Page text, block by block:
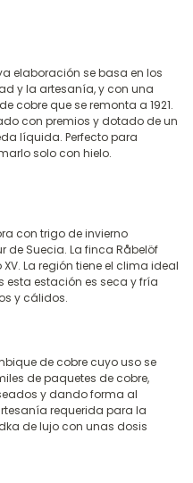
elaboración se basa en los
y la artesanía, y con una
cobre que se remonta a 1921.
con premios y dotado de un
líquida. Perfecto para
solo con hielo.
con trigo de invierno
Suecia. La finca Råbelöf
La región tiene el clima ideal
esta estación es seca y fría
y cálidos.
de cobre cuyo uso se
de paquetes de cobre,
y dando forma al
requerida para la
de lujo con unas dosis